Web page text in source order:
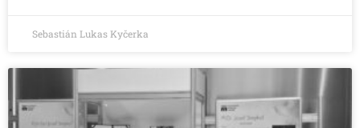
Sebastián Lukas Kyčerka